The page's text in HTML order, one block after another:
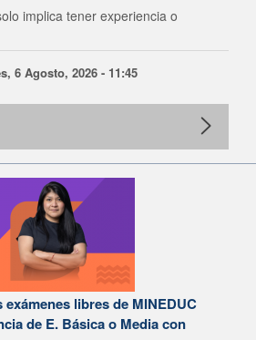
implica tener experiencia o
6 Agosto, 2026 - 11:45
libres de MINEDUC
de E. Básica o Media con